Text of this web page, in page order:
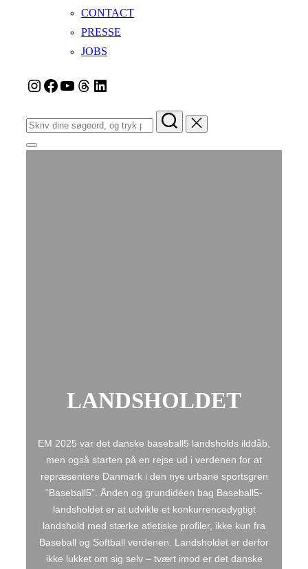
CONTACT
PRESSE
JOBS
Instagram
Facebook
YouTube
TrådeLinkedIn
Søg
efter:
Slå
LANDSHOLDET
EM 2025 var det danske baseball5 landsholds ilddåb,
men også starten på en rejse ud i verdenen for at
repræsentere Danmark i den nye urbane sportsgren
“Baseball5”. Ånden og grundidéen bag Baseball5-
landsholdet er at udvikle et konkurrencedygtigt
landshold med stærke atletiske profiler, ikke kun fra
Baseball og Softball verdenen. Landsholdet er derfor
ikke lukket om sig selv – tvært imod er det danske